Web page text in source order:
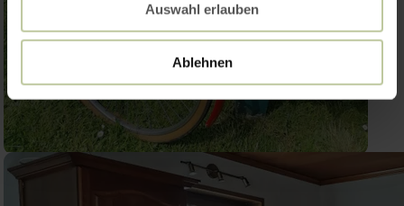
Auswahl erlauben
Ablehnen